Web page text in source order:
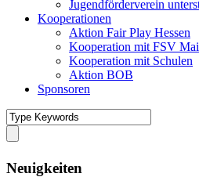
Jugendförderverein
Kooperationen
Aktion Fair Play Hessen
Kooperation mit FSV
Kooperation mit Schulen
Aktion BOB
Sponsoren
Neuigkeiten